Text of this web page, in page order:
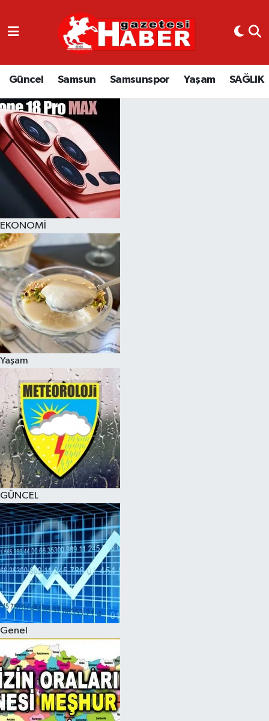
Güncel Samsun Samsunspor Yaşam SAĞLIK
EKONOMİ
Yaşam
GÜNCEL
Genel
GÜNCEL
SAMSUN
SAMSUNSPOR
EKONOMİ
YAŞAM